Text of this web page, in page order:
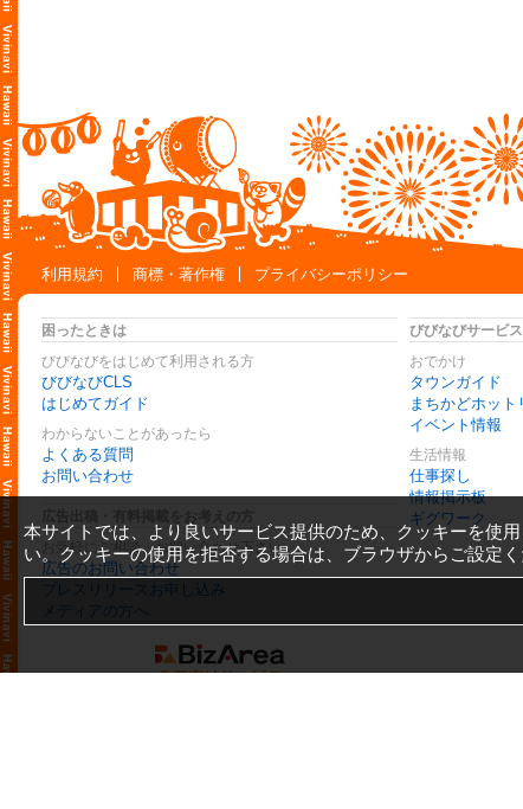
利用規約
商標・著作権 プライバシーポリシー
困ったときは
びびなびをはじめて利用される方
びびなびCLS
はじめてガイド
わからないことがあったら
よくある質問
お問い合わせ
お気軽にご相談・お問い合わせ下さい
広告のお問い合わせ
プレスリリースお申し込み
メディアの方へ
びびなびサービ
おでかけ
タウンガイド
まちかどホット
イベント情報
生活情報
仕事探し
情報掲示板
ギグワーク
本サイトでは、より良いサービス提供のため、クッキーを使
い。クッキーの使用を拒否する場合は、ブラウザからご設定く